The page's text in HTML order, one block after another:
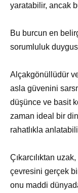
yaratabilir, ancak
Bu burcun en
sorumluluk
Alçakgönüllüdür
asla güvenini
düşünce ve basit
zaman ideal bir
rahatlıkla
Çıkarcılıktan
çevresini gerçek
onu maddi